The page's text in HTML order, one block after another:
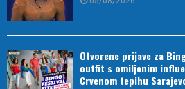
Otvorene prijave za
outfit s omiljenim
Crvenom tepihu